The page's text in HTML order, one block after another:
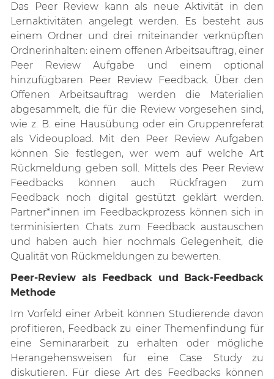
Das Peer Review kann als neue Aktivität in den
Lernaktivitäten angelegt werden. Es besteht aus
einem Ordner und drei miteinander verknüpften
Ordnerinhalten: einem offenen Arbeitsauftrag, einer
Peer Review Aufgabe und einem optional
hinzufügbaren Peer Review Feedback. Über den
Offenen Arbeitsauftrag werden die Materialien
abgesammelt, die für die Review vorgesehen sind,
wie z. B. eine Hausübung oder ein Gruppenreferat
als Videoupload. Mit den Peer Review Aufgaben
können Sie festlegen, wer wem auf welche Art
Rückmeldung geben soll. Mittels des Peer Review
Feedbacks können auch Rückfragen zum
Feedback noch digital gestützt geklärt werden.
Partner*innen im Feedbackprozess können sich in
terminisierten Chats zum Feedback austauschen
und haben auch hier nochmals Gelegenheit, die
Qualität von Rückmeldungen zu bewerten.
Peer-Review als Feedback und Back-Feedback
Methode
Im Vorfeld einer Arbeit können Studierende davon
profitieren, Feedback zu einer Themenfindung für
eine Seminararbeit zu erhalten oder mögliche
Herangehensweisen für eine Case Study zu
diskutieren. Für diese Art des Feedbacks können